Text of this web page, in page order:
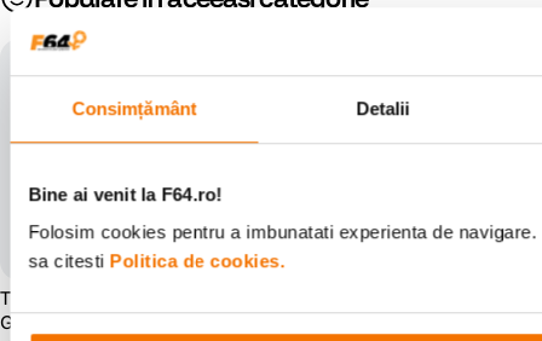
Consimțământ Detalii
Bine ai venit la F64.ro!
Folosim cookies pentru a imbunatati experienta de
sa citesti Politica de cookies.
Think Tank Battery Holder 2
Geanta pentru Baterii Gri